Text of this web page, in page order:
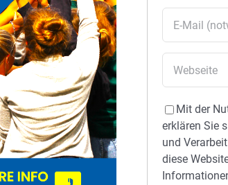
Mit der
erklären Sie
und
diese